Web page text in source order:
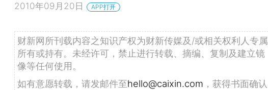
2010年09月20日 APP打开
财新网所刊载内容之知识产权为财新传媒及/或相关权利人专属
所有或持有。未经许可，禁止进行转载、摘编、复制及建立镜
像等任何使用。
如有意愿转载，请发邮件至hello@caixin.com ，获得书面确认